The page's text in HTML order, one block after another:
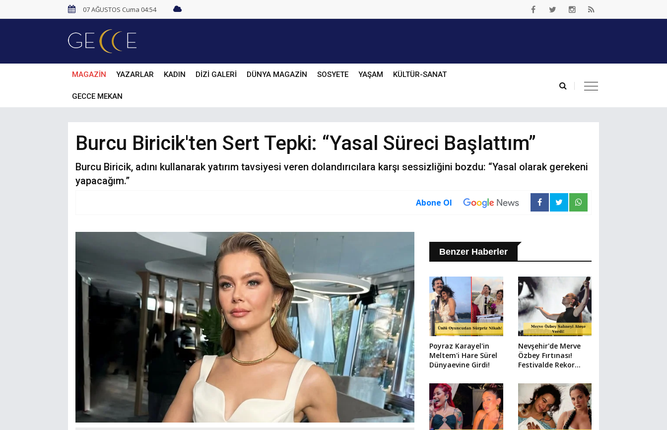
07 AĞUSTOS Cuma 04:54
MAGAZİN YAZARLAR KADIN DİZİ GALERİ DÜNYA MAGAZİN SOSYETE YAŞAM KÜLTÜR-SANAT
GECCE MEKAN
Burcu Biricik'ten Sert Tepki: “Yasal Süreci Başlattım”
Burcu Biricik, adını kullanarak yatırım tavsiyesi veren dolandırıcılara karşı sessizliğini bozdu: “Yasal olarak gerekeni
yapacağım.”
Abone Ol
Benzer Haberler
Poyraz Karayel'in
Meltem'i Hare Sürel
Dünyaevine Girdi!
Nevşehir'de Merve
Özbey Fırtınası!
Festivalde Rekor